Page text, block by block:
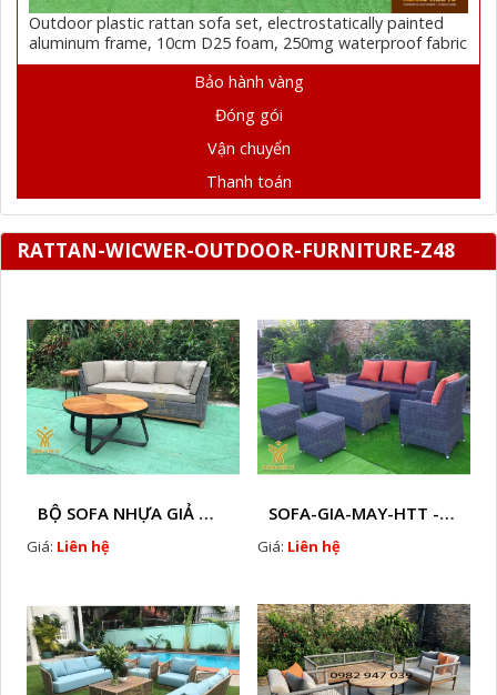
Outdoor plastic rattan sofa set, electrostatically painted
aluminum frame, 10cm D25 foam, 250mg waterproof fabric
Bảo hành vàng
Đóng gói
Vận chuyển
Thanh toán
RATTAN-WICWER-OUTDOOR-FURNITURE-Z48
BỘ SOFA NHỰA GIẢ MÂY HTT - S86
Giá: Liên hệ
SOFA-GIA-MAY-HTT - S61 COPY
Giá: Liên hệ